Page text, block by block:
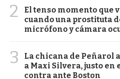
2
El tenso momento que
cuando una prostituta
micrófono y cámara
3
La chicana de Peñarol
a Maxi Silvera, justo en
contra ante Boston